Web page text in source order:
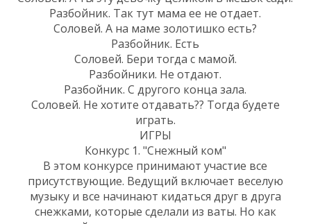
Разбойник. Так тут мама ее не отдает.
Соловей. А на маме золотишко есть?
Разбойник. Есть
Соловей. Бери тогда с мамой.
Разбойники. Не отдают.
Разбойник. С другого конца зала.
Соловей. Не хотите отдавать?? Тогда будете
играть.
ИГРЫ
Конкурс 1. "Снежный ком"
В этом конкурсе принимают участие все
присутствующие. Ведущий включает веселую
музыку и все начинают кидаться друг в друга
снежками, которые сделали из ваты. Но как